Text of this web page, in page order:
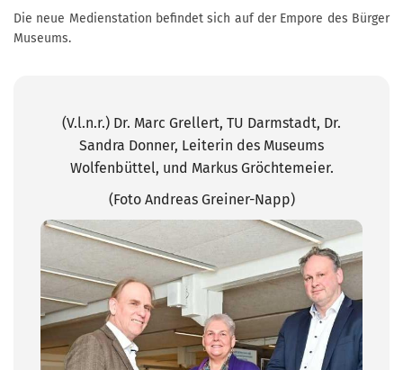
Die neue Medienstation befindet sich auf der Empore des Bürger
Museums.
(V.l.n.r.) Dr. Marc Grellert, TU Darmstadt, Dr.
Sandra Donner, Leiterin des Museums
Wolfenbüttel, und Markus Gröchtemeier.
(Foto Andreas Greiner-Napp)